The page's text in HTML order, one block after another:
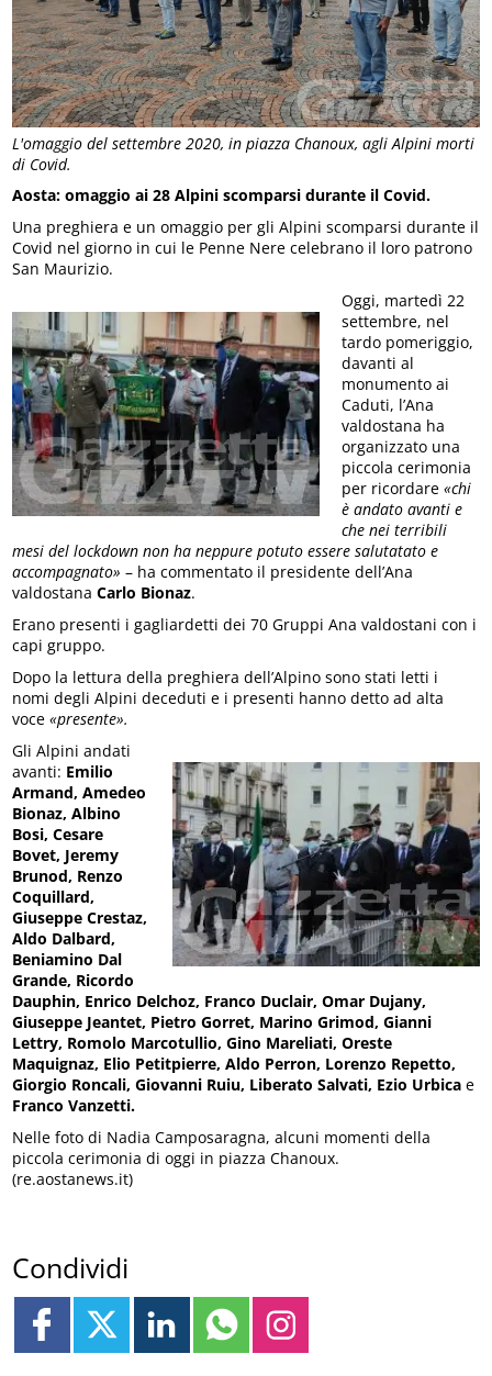
L'omaggio del settembre 2020, in piazza Chanoux, agli Alpini morti
di Covid.
Aosta: omaggio ai 28 Alpini scomparsi durante il Covid.
Una preghiera e un omaggio per gli Alpini scomparsi durante il
Covid nel giorno in cui le Penne Nere celebrano il loro patrono
San Maurizio.
Oggi, martedì 22
settembre, nel
tardo pomeriggio,
davanti al
monumento ai
Caduti, l’Ana
valdostana ha
organizzato una
piccola cerimonia
per ricordare«chi
è andato avanti e
che nei terribili
mesi del lockdown non ha neppure potuto essere salutatato e
accompagnato» – ha commentato il presidente dell’Ana
valdostanaCarlo Bionaz.
Erano presenti i gagliardetti dei 70 Gruppi Ana valdostani con i
capi gruppo.
Dopo la lettura della preghiera dell’Alpino sono stati letti i
nomi degli Alpini deceduti e i presenti hanno detto ad alta
voce«presente».
Gli Alpini andati
avanti: Emilio
Armand, Amedeo
Bionaz, Albino
Bosi, Cesare
Bovet, Jeremy
Brunod, Renzo
Coquillard,
Giuseppe Crestaz,
Aldo Dalbard,
Beniamino Dal
Grande, Ricordo
Dauphin, Enrico Delchoz, Franco Duclair, Omar Dujany,
Giuseppe Jeantet, Pietro Gorret, Marino Grimod, Gianni
Lettry, Romolo Marcotullio, Gino Mareliati, Oreste
Maquignaz, Elio Petitpierre, Aldo Perron, Lorenzo Repetto,
Giorgio Roncali, Giovanni Ruiu, Liberato Salvati, Ezio Urbica e
Franco Vanzetti.
Nelle foto di Nadia Camposaragna, alcuni momenti della
piccola cerimonia di oggi in piazza Chanoux.
(re.aostanews.it)
Condividi